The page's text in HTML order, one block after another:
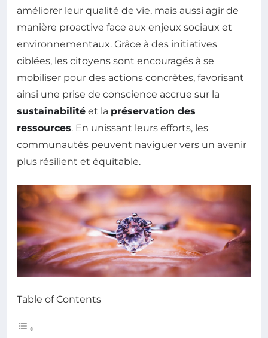
améliorer leur qualité de vie, mais aussi agir de
manière proactive face aux enjeux sociaux et
environnementaux. Grâce à des initiatives
ciblées, les citoyens sont encouragés à se
mobiliser pour des actions concrètes, favorisant
ainsi une prise de conscience accrue sur la
sustainabilité et la préservation des
ressources. En unissant leurs efforts, les
communautés peuvent naviguer vers un avenir
plus résilient et équitable.
Table of Contents